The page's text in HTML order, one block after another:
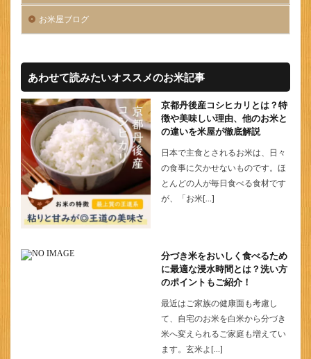
お米屋ブログ
あわせて読みたいオススメのお米記事
京都丹後産コシヒカリとは？特
徴や美味しい理由、他のお米と
の違いを米屋が徹底解説
日本で主食とされるお米は、日々
の食事に欠かせないものです。ほ
とんどの人が毎日食べる食材です
が、「お米[…]
分づき米をおいしく食べるため
に最適な浸水時間とは？洗い方
のポイントもご紹介！
最近はご家族の健康面も考慮し
て、自宅のお米を白米から分づき
米へ変えられるご家庭も増えてい
ます。玄米よ[…]